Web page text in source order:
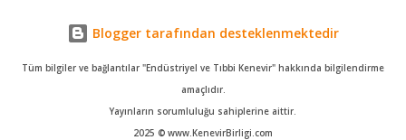
Blogger tarafından desteklenmektedir
Tüm bilgiler ve bağlantılar "Endüstriyel ve Tıbbi Kenevir" hakkında bilgilendirme
amaçlıdır.
Yayınların sorumluluğu sahiplerine aittir.
2025 © www.KenevirBirligi.com